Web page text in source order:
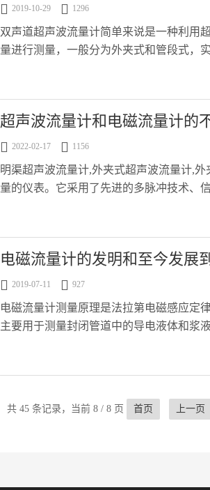
 2019-10-29  1296
双声道超声波流量计简单来说是一种利用
量进行测量，一般分为外夹式和管段式，
超声波流量计和电磁流量计的
 2022-02-17  1156
明渠超声波流量计,外夹式超声波流量计,
量的仪表。它采用了先进的多脉冲技术、
电磁流量计的发明和至今发展
 2019-07-11  927
电磁流量计测量原理是法拉第电磁感应定
主要用于测量封闭管道中的导电液体和浆
共 45 条记录，当前 8 / 8 页 首页 上一页